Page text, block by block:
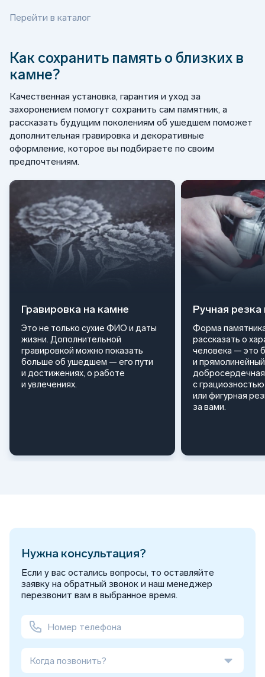
Перейти в каталог
Как сохранить память о близких в
камне?
Качественная установка, гарантия и уход за
захоронением помогут сохранить сам памятник, а
рассказать будущим поколениям об ушедшем поможет
дополнительная гравировка и декоративные
оформление, которое вы подбираете по своим
предпочтениям.
Гравировка на камне
Это не только сухие ФИО и даты
жизни. Дополнительной
гравировкой можно показать
больше об ушедшем — его пути
и достижениях, о работе
и увлечениях.
Ручная
Форма
рассказать о
человека — это
и
с
или фигурная
за вами.
Нужна консультация?
Если у вас остались вопросы, то оставляйте
заявку на обратный звонок и наш менеджер
перезвонит вам в выбранное время.
Когда позвонить?